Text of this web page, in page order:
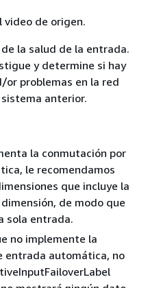
de origen.
la salud de la entrada.
y determine si hay
or problemas en la red
anterior.
la conmutación por
le recomendamos
que incluye la
de modo que
sola entrada.
no implemente la
entrada automática, no